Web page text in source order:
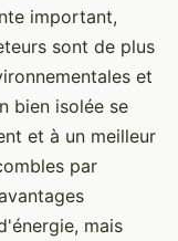
important,
sont de plus
et
bien isolée se
et à un meilleur
par
mais